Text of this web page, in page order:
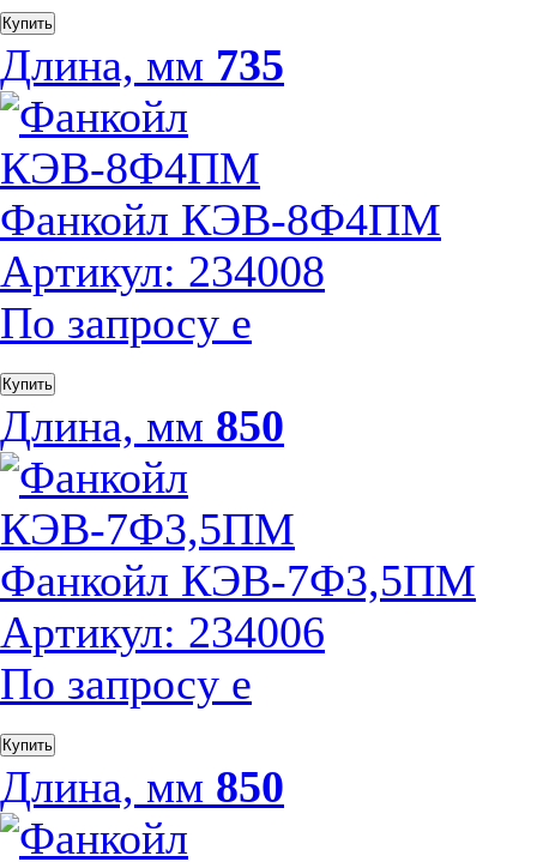
Купить
Длина, мм 735
Фанкойл КЭВ-8Ф4ПМ
Артикул: 234008
По запросу е
Купить
Длина, мм 850
Фанкойл КЭВ-7Ф3,5ПМ
Артикул: 234006
По запросу е
Купить
Длина, мм 850